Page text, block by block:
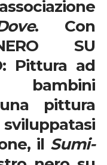
. Con
SU
Pittura ad
pittura
il Sumi-